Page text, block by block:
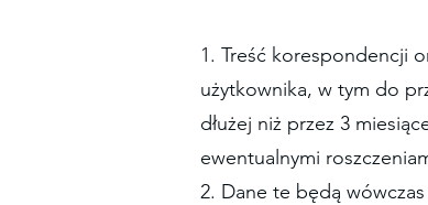
1. Treść korespondencji
użytkownika, w tym do
dłużej niż przez 3
ewentualnymi
2. Dane te będą